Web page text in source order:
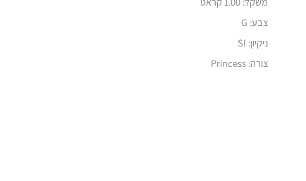
צבע: G
ניקיון: SI
צורה: Princess